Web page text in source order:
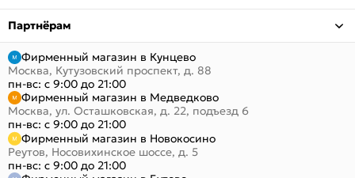
Партнёрам
Фирменный магазин в Кунцево
Москва, Кутузовский проспект, д. 88
пн-вс: с 9:00 до 21:00
Фирменный магазин в Медведково
Москва, ул. Осташковская, д. 22, подъезд 6
пн-вс: с 9:00 до 21:00
Фирменный магазин в Новокосино
Реутов, Носовихинское шоссе, д. 5
пн-вс: с 9:00 до 21:00